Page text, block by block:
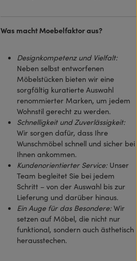
Was macht Moebelfaktor aus?
Designkompetenz und Vielfalt:
Neben selbst entworfenen
Möbelstücken bieten wir eine
sorgfältig kuratierte Auswahl
renommierter Marken, um jedem
Wohnstil gerecht zu werden.
Schnelligkeit und Zuverlässigkeit:
Wir sorgen dafür, dass Ihre
Wunschmöbel schnell und sicher bei
Ihnen ankommen.
Kundenorientierter Service: Unser
Team begleitet Sie bei jedem
Schritt – von der Auswahl bis zur
Lieferung und darüber hinaus.
Ein Auge für das Besondere: Wir
setzen auf Möbel, die nicht nur
funktional, sondern auch ästhetisch
herausstechen.